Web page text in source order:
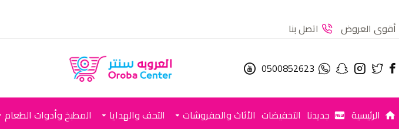
أقوى العروض اتصل بنا
0500852623
الرئيسية جديدنا التخفيضات الأثاث والمفروشات التحف والهدايا المطبخ وأدوات الطعام